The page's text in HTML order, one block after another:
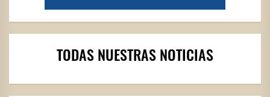
TODAS NUESTRAS NOTICIAS